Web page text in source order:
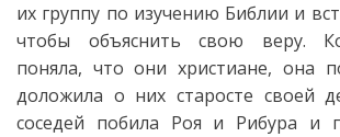
их группу по изучению Библии и
чтобы объяснить свою веру.
поняла, что они христиане, она
доложила о них старосте своей
соседей побила Роя и Рибура и